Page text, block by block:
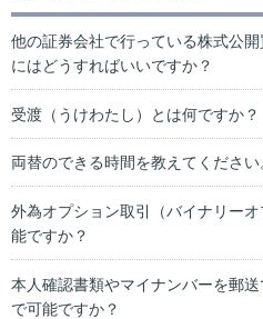
他の証券会社で行っている株式公
にはどうすればいいですか？
受渡（うけわたし）とは何ですか？
両替のできる時間を教えてください
外為オプション取引（バイナリー
能ですか？
本人確認書類やマイナンバーを郵
で可能ですか？